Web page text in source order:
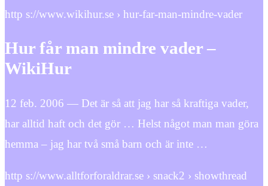
http s://www.wikihur.se › hur-far-man-mindre-vader
Hur får man mindre vader –
WikiHur
12 feb. 2006 — Det är så att jag har så kraftiga vader,
har alltid haft och det gör … Helst något man man göra
hemma – jag har två små barn och är inte …
http s://www.alltforforaldrar.se › snack2 › showthread